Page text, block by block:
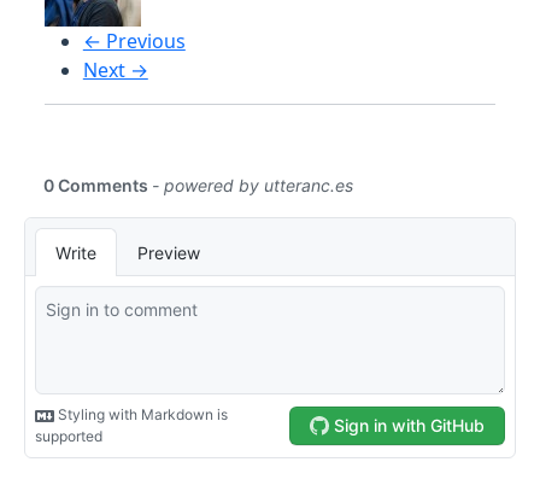
← Previous
Next →